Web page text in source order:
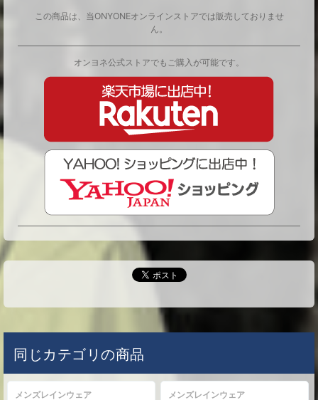
この商品は、当ONYONEオンラインストアでは販売しておりませ
ん。
オンヨネ公式ストアでもご購入が可能です。
同じカテゴリの商品
メンズレインウェア メンズレインウェア